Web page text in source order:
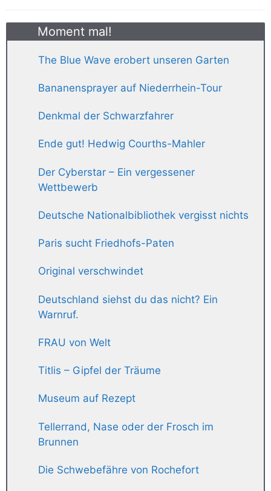
Moment mal!
The Blue Wave erobert unseren Garten
Bananensprayer auf Niederrhein-Tour
Denkmal der Schwarzfahrer
Ende gut! Hedwig Courths-Mahler
Der Cyberstar – Ein vergessener
Wettbewerb
Deutsche Nationalbibliothek vergisst nichts
Paris sucht Friedhofs-Paten
Original verschwindet
Deutschland siehst du das nicht? Ein
Warnruf.
FRAU von Welt
Titlis – Gipfel der Träume
Museum auf Rezept
Tellerrand, Nase oder der Frosch im
Brunnen
Die Schwebefähre von Rochefort